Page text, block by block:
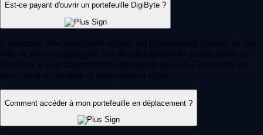
Est-ce payant d'ouvrir un portefeuille DigiByte ?
L'ouverture d'un portefeuille logiciel est généralement gratuite. Si des
frais de réseau s'appliquent lors de vos transactions (achat, vente ou
transfert), le téléchargement et l'inscription sur l'app Crypto.com ne
nécessitent aucun frais de configuration initial.
Comment accéder à mon portefeuille en déplacement ?